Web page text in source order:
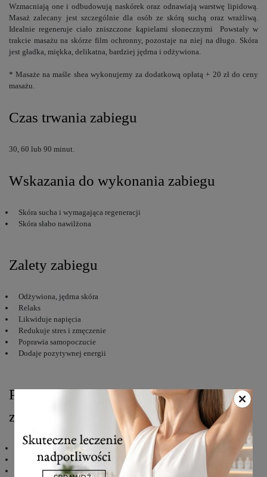
Wzmacniają one i odbudowują naskórek oraz odnawiają warstwę lipidową.
Masaż zalecany jest szczególnie dla osób ze skórą suchą oraz wrażliwą.
Idealnie regeneruje ciało zniszczone kąpielami słonecznymi Powstały w
trakcie masażu na skórze film ochronny, pozostaje na niej na długo. Skóra
jest gładka, miękka, delikatna, bardziej jędrna i odżywiona.
* Masaże na maśle shea wykonujemy za dodatkową opłatą + 20 zł do ceny
masażu.
Czas trwania zabiegu
30, 60 lub 90 minut.
Wskazania do wykonania zabiegu
Skóra sucha i wymagająca regeneracji
Skóra słabo nawilżona
Zalety zabiegu
Odżywiona, jędrna skóra
Relaks
Likwiduje napięcia
Redukuje stres i zmęczenie
Poprawia samopoczucie
Dodaje pozytywnej energii
Przeciwwskazania do wykonania
zabiegu
Ostre i podostre stany zapalne w organizmie
Podwyższona temperatura ciała (powyżej 38°C)
Choroby nowotworowe